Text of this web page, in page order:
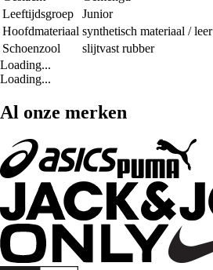
Leeftijdsgroep
Junior
Hoofdmateriaal synthetisch materiaal / leer
Schoenzool
slijtvast rubber
Loading...
Loading...
Al onze merken